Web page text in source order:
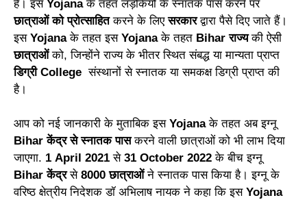
है। इस Yojanaके तहत लड़कियों के स्नातक पास करने पर
छात्राओं को प्रोत्साहितकरने के लिएसरकारद्वारा पैसे दिए जाते हैं।
इस Yojanaके तहत इस Yojanaके तहत Bihar राज्यकी ऐसी
छात्राओंको, जिन्होंने राज्य के भीतर स्थित संबद्ध या मान्यता प्राप्त
डिग्री College संस्थानों से स्नातक या समकक्ष डिग्री प्राप्त की
है।
आप को नई जानकारी के मुताबिक इस Yojanaके तहत अब इग्नू
Bihar केंद्र से स्नातक पासकरने वाली छात्राओं को भी लाभ दिया
जाएगा. 1 April 2021 से 31 October 2022के बीच इग्नू
Bihar केंद्रसे 8000 छात्राओंने स्नातक पास किया है। इग्नू के
वरिष्ठ क्षेत्रीय निदेशक डॉ अभिलाष नायक ने कहा कि इस Yojana